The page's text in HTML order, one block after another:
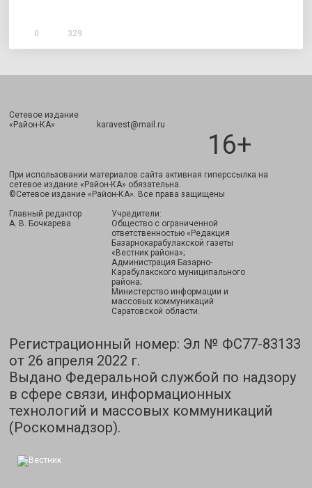
0 329
Сетевое издание
«Район-КА» karavest@mail.ru
16+
При использовании материалов сайта активная гиперссылка на
сетевое издание «Район-КА» обязательна.
©Сетевое издание «Район-КА». Все права защищены
Главный редактор
А. В. Бочкарева
Учредители:
Общество с ограниченной
ответственностью «Редакция
Базарнокарабулакской газеты
«Вестник района»;
Администрация Базарно-
Карабулакского муниципального
района;
Министерство информации и
массовых коммуникаций
Саратовской области.
Регистрационный номер: Эл № ФС77-83133
от 26 апреля 2022 г.
Выдано Федеральной службой по надзору
в сфере связи, информационных
технологий и массовых коммуникаций
(Роскомнадзор).
Подписаться